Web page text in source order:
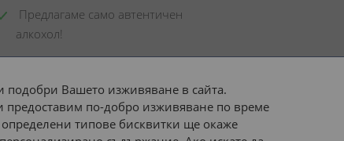
Предлагаме само автентичен
алкохол!
до адрес с: или наш транспорт
подобри Вашето изживяване в сайта.
предоставим по-добро изживяване по време
типове бисквитки ще окаже